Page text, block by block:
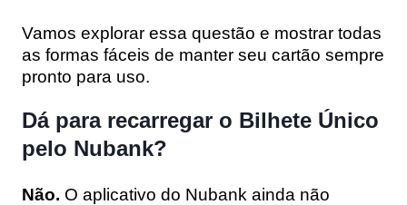
Vamos explorar essa questão e mostrar todas
as formas fáceis de manter seu cartão sempre
pronto para uso.
Dá para recarregar o Bilhete Único
pelo Nubank?
Não. O aplicativo do Nubank ainda não